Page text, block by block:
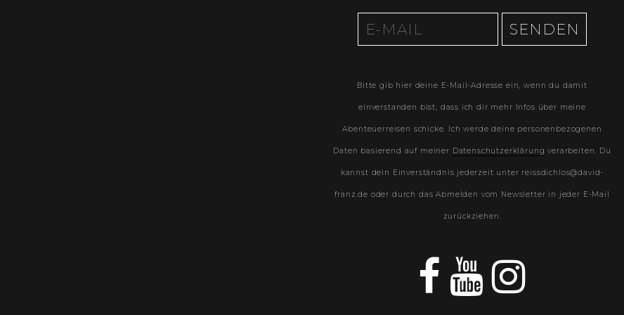
Bitte gib hier deine E-Mail-Adresse ein, wenn du damit
einverstanden bist, dass ich dir mehr Infos über meine
Abenteuerreisen schicke. Ich werde deine personenbezogenen
Daten basierend auf meiner Datenschutzerklärung verarbeiten. Du
kannst dein Einverständnis jederzeit unter reissdichlos@david-
franz.de oder durch das Abmelden vom Newsletter in jeder E-Mail
zurückziehen.